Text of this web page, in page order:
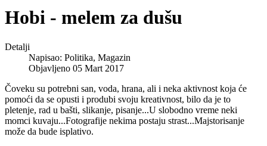
Hobi - melem za dušu
Detalji
Napisao: Politika, Magazin
Objavljeno 05 Mart 2017
Čoveku su potrebni san, voda, hrana, ali i neka aktivnost koja će
pomoći da se opusti i produbi svoju kreativnost, bilo da je to
pletenje, rad u bašti, slikanje, pisanje...U slobodno vreme neki
momci kuvaju...Fotografije nekima postaju strast...Majstorisanje
može da bude isplativo.